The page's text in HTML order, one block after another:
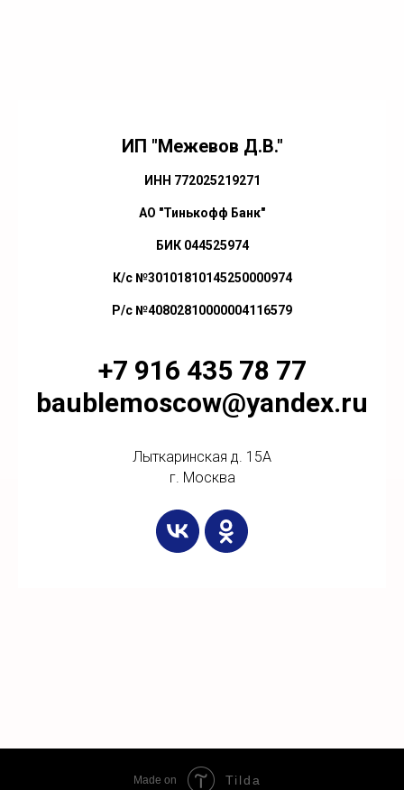
ИП "Межевов Д.В."
ИНН 772025219271
АО "Тинькофф Банк"
БИК 044525974
К/с №30101810145250000974
Р/с №40802810000004116579
+7 916 435 78 77
baublemoscow@yandex.ru
Лыткаринская д. 15А
г. Москва
Made on Tilda